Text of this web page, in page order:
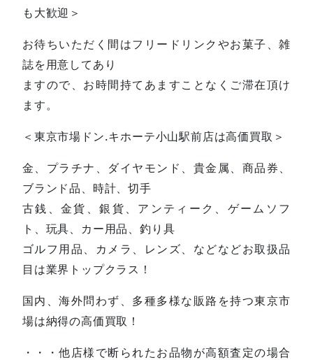
も大歓迎＞
お待ちいただく間はフリードリンクやお菓子、雑
誌を用意してあり
ますので、お時間持てあますことなくご滞在頂け
ます。
＜東京市場ドン.キホーテ小山駅前店は高価買取＞
金、プラチナ、ダイヤモンド、貴金属、商品券、
ブランド品、時計、切手
古銭、金貨、銀貨、アンティーク、ゲームソフ
ト、玩具、カー用品、釣り具
ゴルフ用品、カメラ、レンズ、などなどお取扱品
目は業界トップクラス！
国内、海外問わず、多種多様な販路を持つ東京市
場は納得の高価買取！
・・・他店様で断られたお品物が高額査定の場合